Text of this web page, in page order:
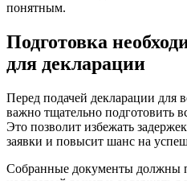
понятным.
Подготовка
для декларации
Перед подачей декларации для
важно тщательно подготовить
Это позволит избежать
заявки и повысит шанс на
Собранные документы должны